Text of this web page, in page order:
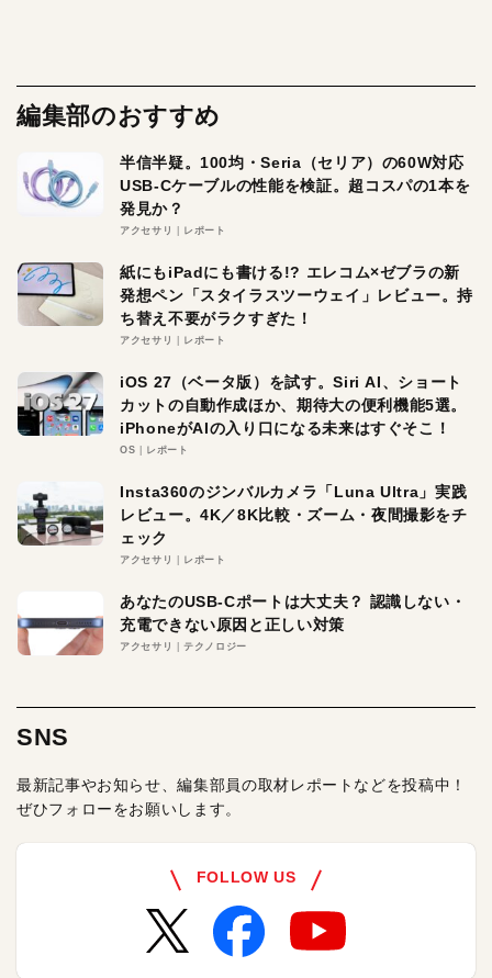
編集部のおすすめ
半信半疑。100均・Seria（セリア）の60W対応
USB-Cケーブルの性能を検証。超コスパの1本を
発見か？
アクセサリ レポート
紙にもiPadにも書ける!? エレコム×ゼブラの新
発想ペン「スタイラスツーウェイ」レビュー。持
ち替え不要がラクすぎた！
アクセサリ レポート
iOS 27（ベータ版）を試す。Siri AI、ショート
カットの自動作成ほか、期待大の便利機能5選。
iPhoneがAIの入り口になる未来はすぐそこ！
OS レポート
Insta360のジンバルカメラ「Luna Ultra」実践
レビュー。4K／8K比較・ズーム・夜間撮影をチ
ェック
アクセサリ レポート
あなたのUSB-Cポートは大丈夫？ 認識しない・
充電できない原因と正しい対策
アクセサリ テクノロジー
SNS
最新記事やお知らせ、編集部員の取材レポートなどを投稿中！
ぜひフォローをお願いします。
FOLLOW US